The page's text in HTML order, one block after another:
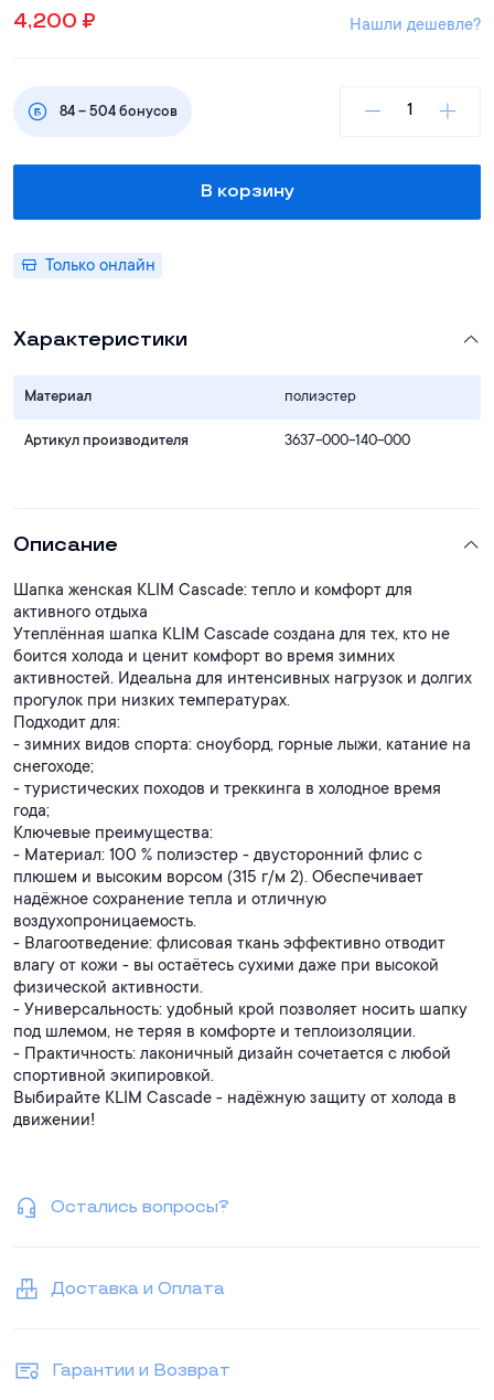
4,200 ₽ Нашли дешевле?
84 – 504 бонусов
В корзину
Только онлайн
Характеристики
Материал полиэстер
Артикул производителя 3637-000-140-000
Описание
Шапка женская KLIM Cascade: тепло и комфорт для
активного отдыха
Утеплённая шапка KLIM Cascade создана для тех, кто не
боится холода и ценит комфорт во время зимних
активностей. Идеальна для интенсивных нагрузок и долгих
прогулок при низких температурах.
Подходит для:
- зимних видов спорта: сноуборд, горные лыжи, катание на
снегоходе;
- туристических походов и треккинга в холодное время
года;
Ключевые преимущества:
- Материал: 100 % полиэстер - двусторонний флис с
плюшем и высоким ворсом (315 г/м 2). Обеспечивает
надёжное сохранение тепла и отличную
воздухопроницаемость.
- Влагоотведение: флисовая ткань эффективно отводит
влагу от кожи - вы остаётесь сухими даже при высокой
физической активности.
- Универсальность: удобный крой позволяет носить шапку
под шлемом, не теряя в комфорте и теплоизоляции.
- Практичность: лаконичный дизайн сочетается с любой
спортивной экипировкой.
Выбирайте KLIM Cascade - надёжную защиту от холода в
движении!
Остались вопросы?
Доставка и Оплата
Гарантии и Возврат